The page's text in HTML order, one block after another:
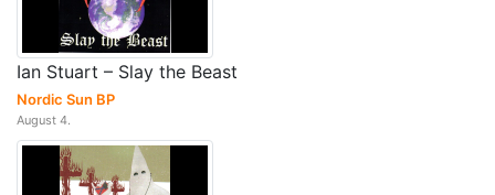
Ian Stuart – Slay the Beast
Nordic Sun BP
August 4.